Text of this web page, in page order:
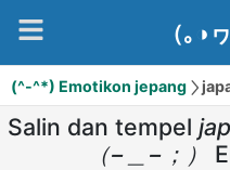
（｡◑
(^-^*) Emotikon jepang
Salin dan tempel
（−＿−；）